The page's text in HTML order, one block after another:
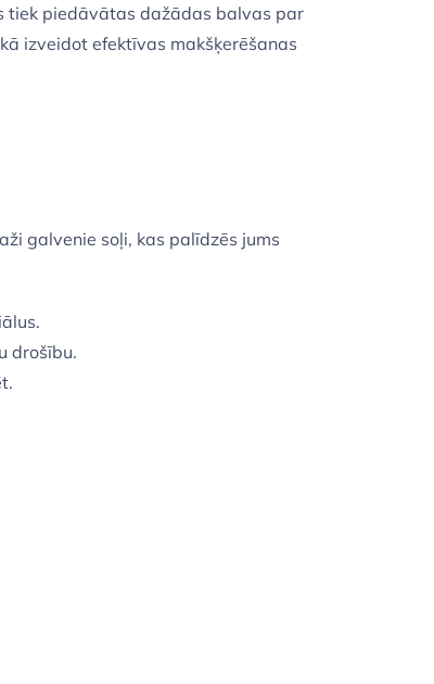
tiek piedāvātas dažādas balvas par
izveidot efektīvas makšķerēšanas
galvenie soļi, kas palīdzēs jums
drošību.